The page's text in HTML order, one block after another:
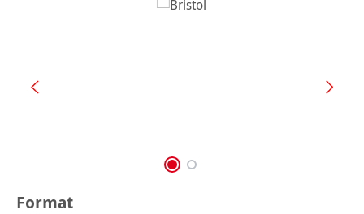
Bildergalerie überspringen
Formatauswählen